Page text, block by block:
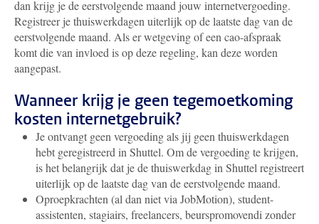
dan krijg je de eerstvolgende maand jouw internetvergoeding.
Registreer je thuiswerkdagen uiterlijk op de laatste dag van de
eerstvolgende maand. Als er wetgeving of een cao-afspraak
komt die van invloed is op deze regeling, kan deze worden
aangepast.
Wanneer krijg je geen tegemoetkoming
kosten internetgebruik?
Je ontvangt geen vergoeding als jij geen thuiswerkdagen
hebt geregistreerd in Shuttel. Om de vergoeding te krijgen,
is het belangrijk dat je de thuiswerkdag in Shuttel registreert
uiterlijk op de laatste dag van de eerstvolgende maand.
Oproepkrachten (al dan niet via JobMotion), student-
assistenten, stagiairs, freelancers, beurspromovendi zonder